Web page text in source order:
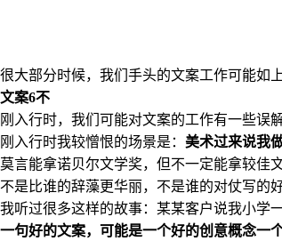
很大部分时候，我们手头的文案工作可能如
文案6不
刚入行时，我们可能对文案的工作有一些误
刚入行时我较憎恨的场景是： 美术过来说我
莫言能拿诺贝尔文学奖，但不一定能拿较佳
不是比谁的辞藻更华丽，不是谁的对仗写的
我听过很多这样的故事：某某客户说我小学
一句好的文案，可能是一个好的创意概念一